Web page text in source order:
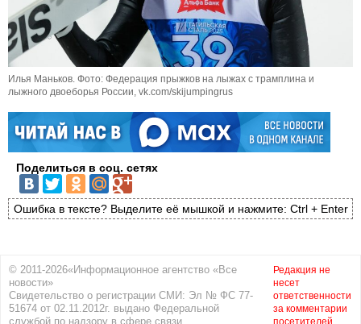
Илья Маньков. Фото: Федерация прыжков на лыжах с трамплина и
лыжного двоеборья России, vk.com/skijumpingrus
Поделиться в соц. сетях
Ошибка в тексте? Выделите её мышкой и нажмите: Ctrl + Enter
© 2011-2026«Информационное агентство «Все
новости»
Свидетельство о регистрации СМИ: Эл № ФС 77-
51674 от 02.11.2012г. выдано Федеральной
службой по надзору в сфере связи,
Редакция не
несет
ответственности
за комментарии
посетителей